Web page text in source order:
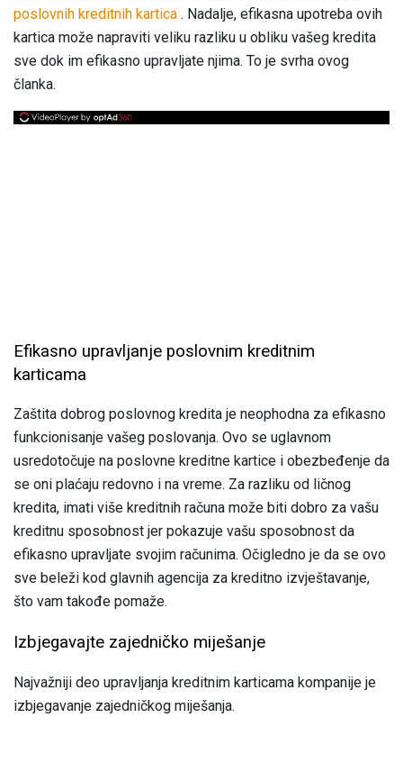
poslovnih kreditnih kartica . Nadalje, efikasna upotreba ovih
kartica može napraviti veliku razliku u obliku vašeg kredita
sve dok im efikasno upravljate njima. To je svrha ovog
članka.
Efikasno upravljanje poslovnim kreditnim
karticama
Zaštita dobrog poslovnog kredita je neophodna za efikasno
funkcionisanje vašeg poslovanja. Ovo se uglavnom
usredotočuje na poslovne kreditne kartice i obezbeđenje da
se oni plaćaju redovno i na vreme. Za razliku od ličnog
kredita, imati više kreditnih računa može biti dobro za vašu
kreditnu sposobnost jer pokazuje vašu sposobnost da
efikasno upravljate svojim računima. Očigledno je da se ovo
sve beleži kod glavnih agencija za kreditno izvještavanje,
što vam takođe pomaže.
Izbjegavajte zajedničko miješanje
Najvažniji deo upravljanja kreditnim karticama kompanije je
izbjegavanje zajedničkog miješanja.